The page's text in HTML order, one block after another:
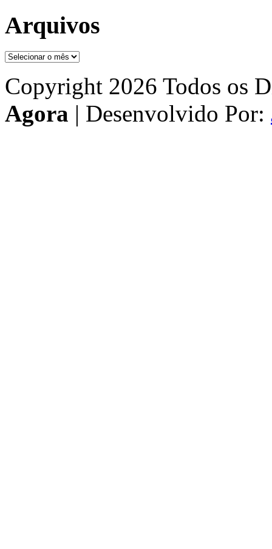
Arquivos
Arquivos
Copyright 2026 Todos os
Agora | Desenvolvido Por: